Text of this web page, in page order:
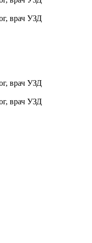
врач УЗД
врач УЗД
врач УЗД